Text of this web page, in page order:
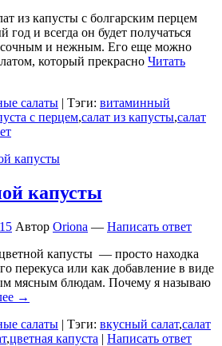
из капусты с болгарским перцем
год и всегда он будет получаться
и нежным. Его еще можно
который прекрасно Читать
салаты | Тэги: витаминный
с перцем,салат из капусты,салат
капусты
Автор Oriona — Написать ответ
капусты — просто находка
перекуса или как добавление в виде
мясным блюдам. Почему я называю
→
салаты | Тэги: вкусный салат,салат
,цветная капуста | Написать ответ